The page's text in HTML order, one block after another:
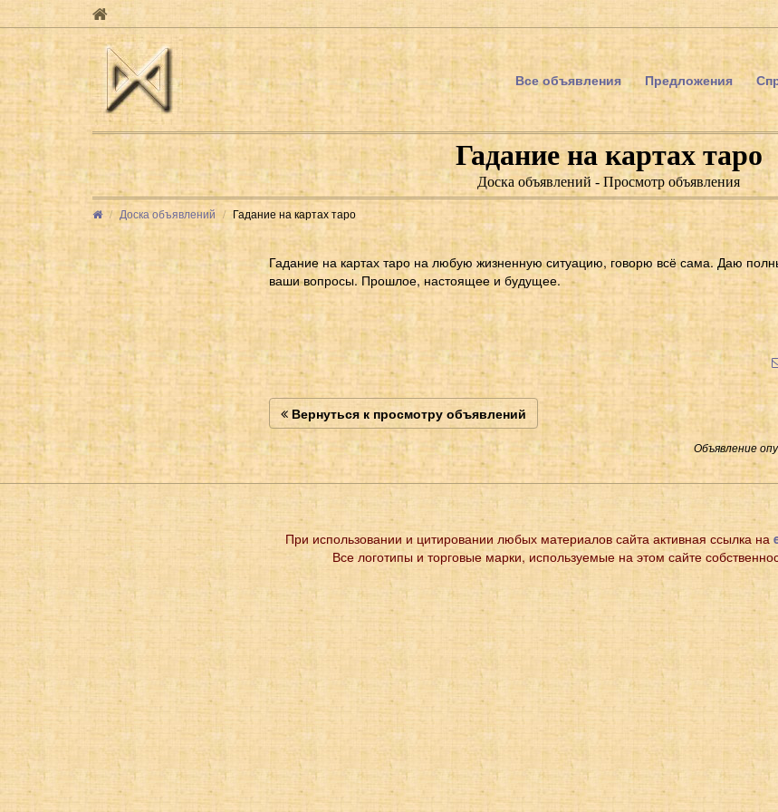
Все объявления Предложения
Гадание на картах таро
Доска объявлений - Просмотр объявления
Доска объявлений
Гадание на картах таро
Гадание на картах таро на любую жизненную ситуацию, говорю всё сама. Даю
ваши вопросы. Прошлое, настоящее и будущее.
Вернуться к просмотру объявлений
Объявление
При использовании и цитировании любых материалов сайта активная ссылка на
Все логотипы и торговые марки, используемые на этом сайте